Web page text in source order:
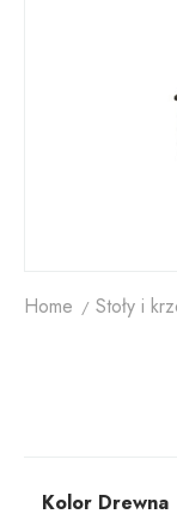
Home Stoły i
Kolor Drewna